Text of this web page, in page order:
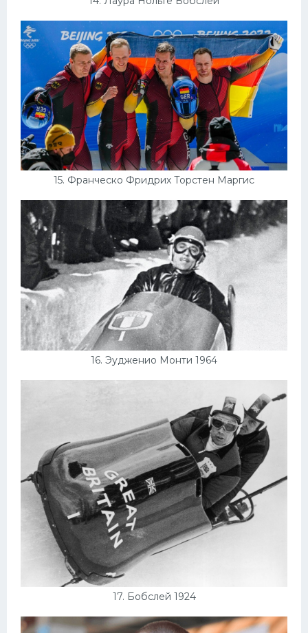
15. Франческо Фридрих Торстен Маргис
16. Эудженио Монти 1964
17. Бобслей 1924